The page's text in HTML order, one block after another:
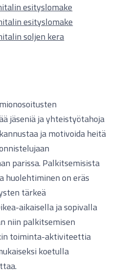
esityslomake
esityslomake
soljen kera
jäseniä ja yhteistyötahoja
ja motivoida heitä
parissa. Palkitsemisista
huolehtiminen on eräs
tärkeä
aikaisella ja sopivalla
niin palkitsemisen
toiminta-aktiviteettia
koetulla